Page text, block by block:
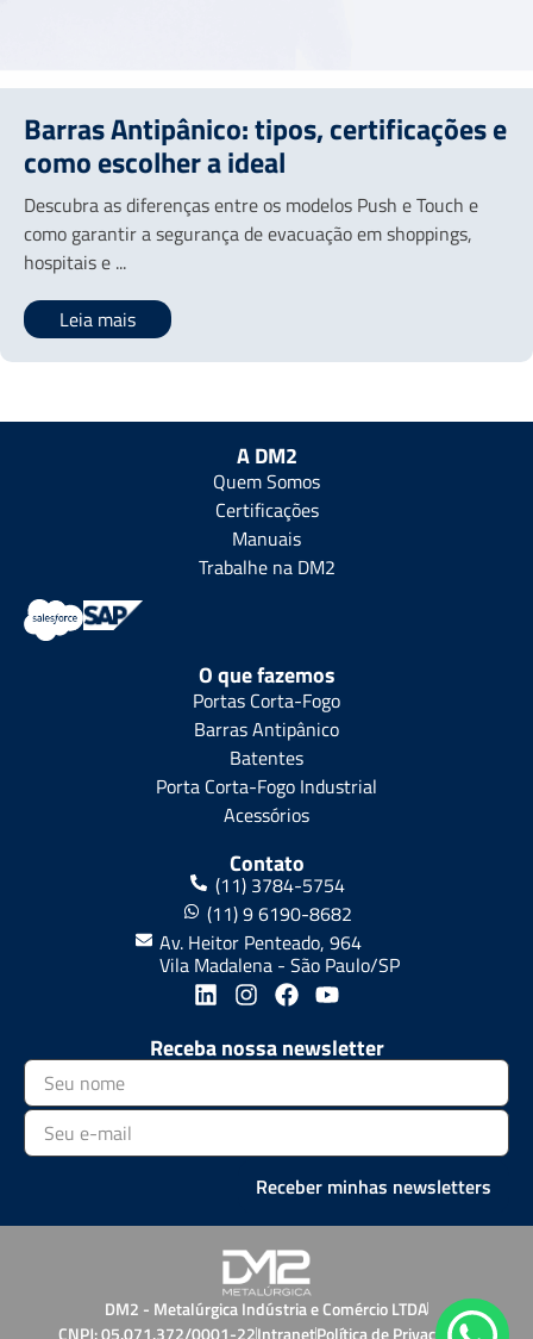
Barras Antipânico: tipos, certificações e
como escolher a ideal
Descubra as diferenças entre os modelos Push e Touch e
como garantir a segurança de evacuação em shoppings,
hospitais e ...
Leia mais
A DM2
Quem Somos
Certificações
Manuais
Trabalhe na DM2
O que fazemos
Portas Corta-Fogo
Barras Antipânico
Batentes
Porta Corta-Fogo Industrial
Acessórios
Contato
(11) 3784-5754
(11) 9 6190-8682
Av. Heitor Penteado, 964
Vila Madalena - São Paulo/SP
Receba nossa newsletter
Receber minhas newsletters
DM2 - Metalúrgica Indústria e Comércio LTDA
CNPJ: 05.071.372/0001-22IntranetPolítica de Privacidade